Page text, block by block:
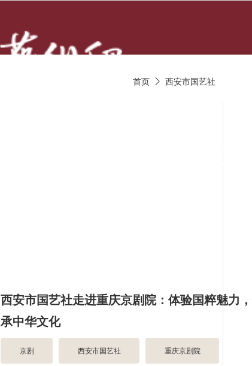
京
首页  西安市国艺社
西安市国艺社走进重庆京剧院：体验国粹魅力
承中华文化
京剧 西安市国艺社 重庆京剧院